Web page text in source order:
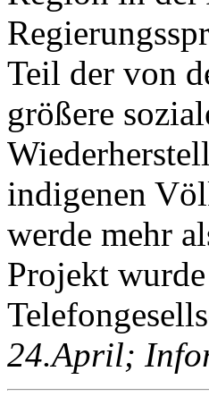
Teil der von
größere
indigenen
werde mehr
Projekt
24.April;